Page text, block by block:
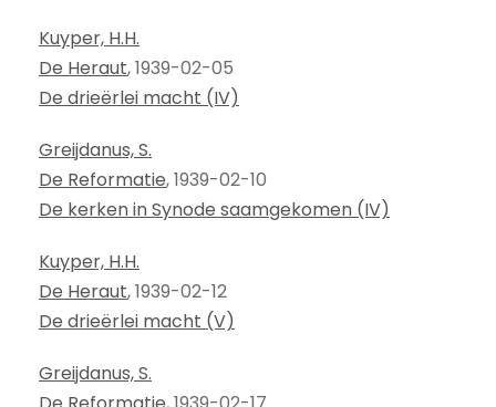
Kuyper, H.H.
De Heraut, 1939-02-05
De drieërlei macht (IV)
Greijdanus, S.
De Reformatie, 1939-02-10
De kerken in Synode saamgekomen (IV)
Kuyper, H.H.
De Heraut, 1939-02-12
De drieërlei macht (V)
Greijdanus, S.